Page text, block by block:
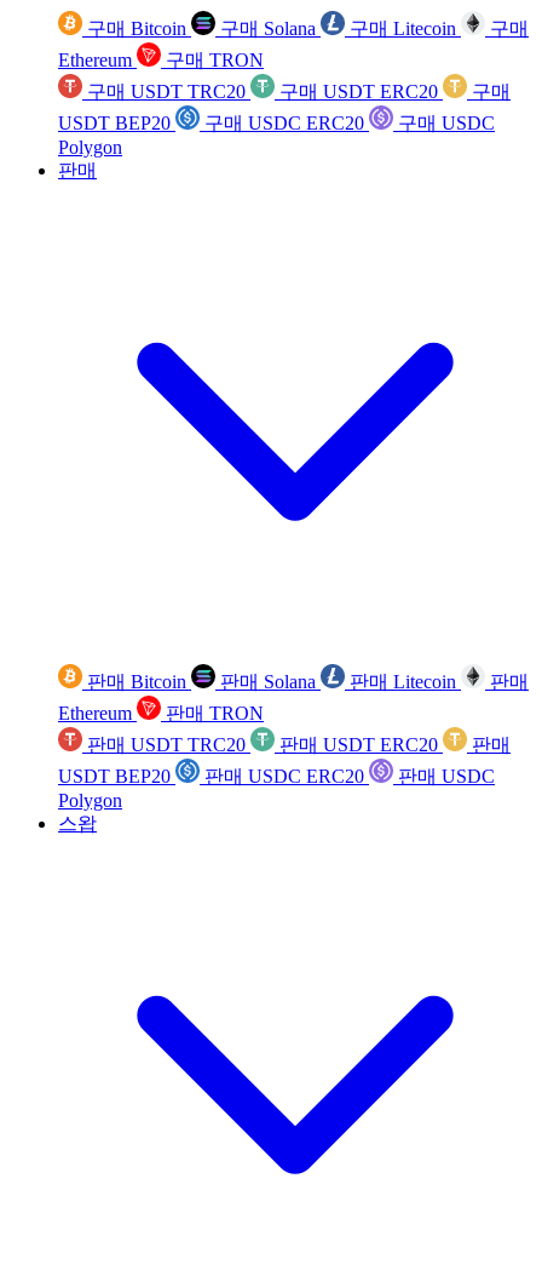
구매 Bitcoin 구매 Solana 구매 Litecoin
구매
Ethereum
구매 TRON
구매 USDT TRC20
구매 USDT ERC20
구매
USDT BEP20
구매 USDC ERC20
구매 USDC
Polygon
판매
판매 Bitcoin 판매 Solana 판매 Litecoin
판매
Ethereum
판매 TRON
판매 USDT TRC20
판매 USDT ERC20
판매
USDT BEP20
판매 USDC ERC20
판매 USDC
Polygon
스왑